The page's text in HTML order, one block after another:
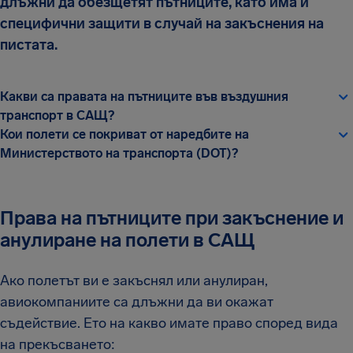
специфични защити в случай на закъснения на
пистата.
Какви са правата на пътниците във въздушния
транспорт в САЩ?
Кои полети се покриват от наредбите на
Министерството на транспорта (DOT)?
Права на пътниците при закъснение и
анулиране на полети в САЩ
Ако полетът ви е закъснял или анулиран,
авиокомпаниите са длъжни да ви окажат
съдействие. Ето на какво имате право според вида
на прекъсването: